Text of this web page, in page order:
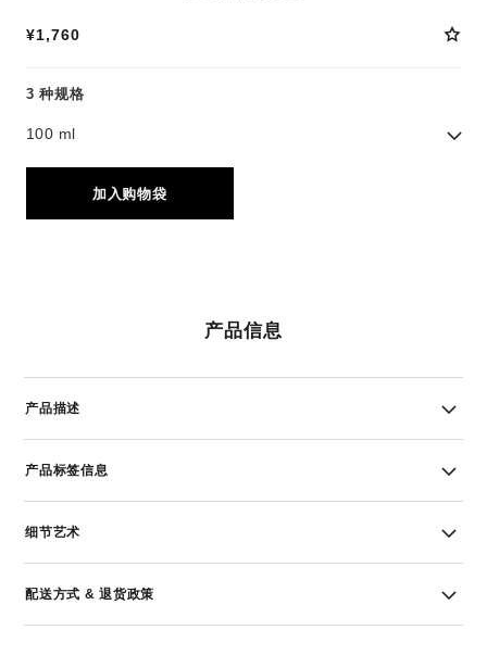
¥1,760
3 种规格
100 ml
加入购物袋
产品信息
产品描述
产品标签信息
细节艺术
配送方式 & 退货政策